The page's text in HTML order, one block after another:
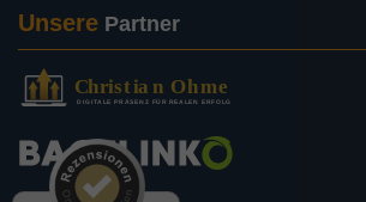
Unsere Partner